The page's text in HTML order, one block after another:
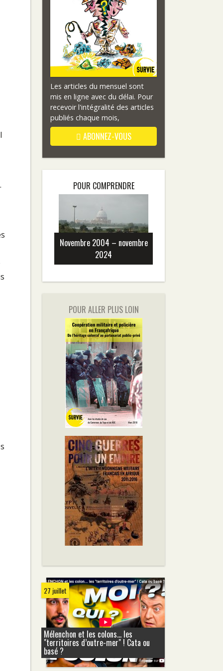
Les articles du mensuel sont
mis en ligne avec du délai. Pour
recevoir l'intégralité des articles
publiés chaque mois,
ABONNEZ-VOUS
POUR COMPRENDRE
Novembre 2004 – novembre
2024
POUR ALLER PLUS LOIN
27 juillet
Mélenchon et les colons... les
"territoires d’outre-mer" ! Cata ou
basé ?